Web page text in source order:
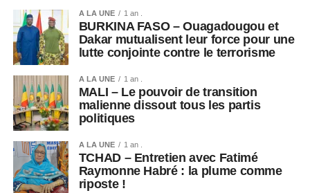
politiques persistantes en Guinée, où les appels à un
retour à un ordre constitutionnel pleinement démocratique
continuent d’alimenter le débat public.
A LA UNE 1 an .
BURKINA FASO – Ouagadougou et
Dakar mutualisent leur force pour une
lutte conjointe contre le terrorisme
A LA UNE 1 an .
MALI – Le pouvoir de transition
malienne dissout tous les partis
politiques
A LA UNE 1 an .
TCHAD – Entretien avec Fatimé
Raymonne Habré : la plume comme
riposte !